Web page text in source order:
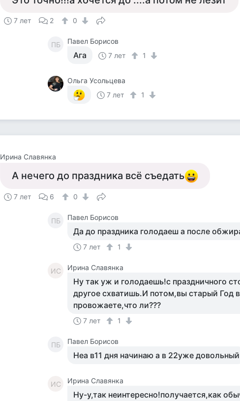
7 лет 2 0
ПБ Павел Борисов
Ага 7 лет 1
Ольга Усольцева
7 лет
1
Ирина Славянка
А нечего до праздника всё съедать
7 лет 6 0
ПБ Павел Борисов
Да до праздника голодаеш а после
7 лет 1
ИС Ирина Славянка
Ну так уж и голодаешь!с праздничного
другое схватишь.И потом,вы старый Год
провожаете,что ли???
7 лет 1
ПБ Павел Борисов
Неа в11 дня начинаю а в 22уже довольный
ИС Ирина Славянка
Ну-у,так неинтересно!получается,как